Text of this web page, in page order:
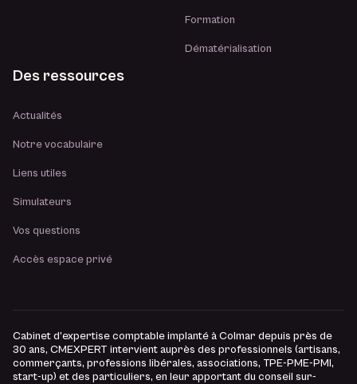
Formation
Dématérialisation
Des ressources
Actualités
Notre vocabulaire
Liens utiles
Simulateurs
Vos questions
Accès espace privé
Cabinet d’expertise comptable implanté à Colmar depuis près de
30 ans, CMEXPERT intervient auprès des professionnels (artisans,
commerçants, professions libérales, associations, TPE-PME-PMI,
start-up) et des particuliers, en leur apportant du conseil sur-